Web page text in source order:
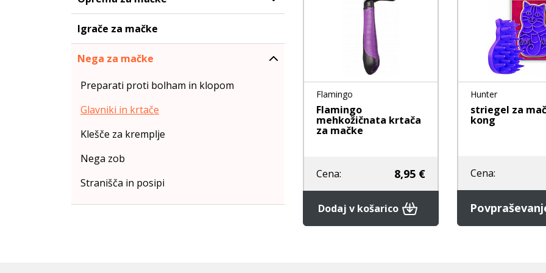
Ležišča
Oprtnice
Posode
Trening in učenje
Potovanje in počitnice
Oprema za mladiče
Oblačila
Frizbi in
Igrače za vleko
Interaktivne
Posode
Praskalna drevesa
Igrače za mačke
Nega za mačke
Preparati proti bolham in klopom
Glavniki in krtače
Klešče za kremplje
Nega zob
Stranišča in posipi
Flamingo
Flamingo
mehkožičnata krtača
za mačke
Cena: 8,95 €
Dodaj v košarico
Hunter
striegel za
kong
Cena: